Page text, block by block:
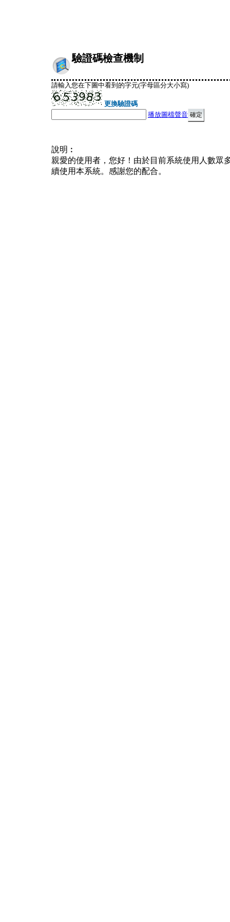
驗證碼檢查機制
請輸入您在下圖中看到的字元(字母區分大小寫)
更換驗證碼
播放圖檔聲音
說明︰
親愛的使用者，您好！由於目前系統使用人數眾
續使用本系統。感謝您的配合。